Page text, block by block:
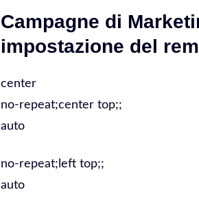
Campagne di
impostazione del
center
no-repeat;center top;;
auto
no-repeat;left top;;
auto